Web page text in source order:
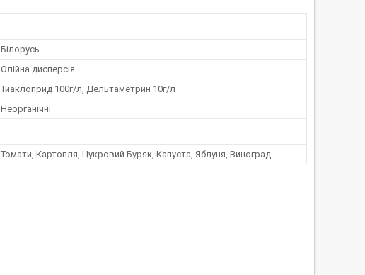
Білорусь
Олійна дисперсія
Тиаклоприд 100г/л, Дельтаметрин 10г/л
Неорганічні
Томати, Картопля, Цукровий Буряк, Капуста, Яблуня, Виноград